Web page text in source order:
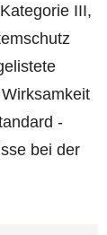
III,
-
bei der